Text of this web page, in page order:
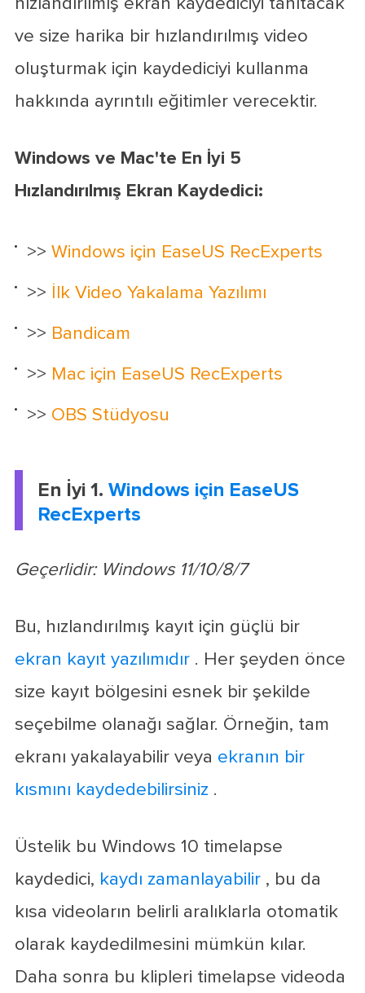
ve size harika bir hızlandırılmış video
oluşturmak için kaydediciyi kullanma
hakkında ayrıntılı eğitimler verecektir.
Windows ve Mac'te En İyi 5
Hızlandırılmış Ekran Kaydedici:
>> Windows için EaseUS RecExperts
>> İlk Video Yakalama Yazılımı
>> Bandicam
>> Mac için EaseUS RecExperts
>> OBS Stüdyosu
En İyi 1. Windows için EaseUS
RecExperts
Geçerlidir: Windows 11/10/8/7
Bu, hızlandırılmış kayıt için güçlü bir
ekran kayıt yazılımıdır. Her şeyden önce
size kayıt bölgesini esnek bir şekilde
seçebilme olanağı sağlar. Örneğin, tam
ekranı yakalayabilir veya ekranın bir
kısmını kaydedebilirsiniz .
Üstelik bu Windows 10 timelapse
kaydedici, kaydı zamanlayabilir, bu da
kısa videoların belirli aralıklarla otomatik
olarak kaydedilmesini mümkün kılar.
Daha sonra bu klipleri timelapse videoda